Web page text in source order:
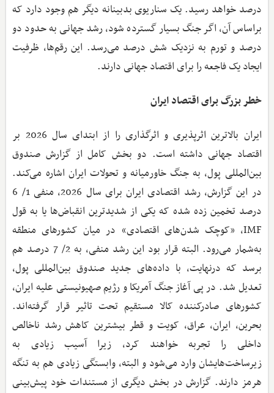
درصد خواهد رسید. یک سناریوی بدبینانه دیگر هم وجود دارد که
براساس آن، اگر جنگ بسیار گسترده شود، رشد جهانی به حدود دو
درصد و تورم به نزدیک شش درصد می‌رسد. این رقم‌ها، ظرفیت
ایجاد یک فاجعه را برای اقتصاد جهانی دارند.
خطر بزرگ برای اقتصاد ایران
ایران بالاترین اثرپذیری و اثرگذاری را از ابتدای سال 2026 بر
اقتصاد جهانی داشته است. دو بخش کامل از گزارش صندوق
بین‌المللی پول، به جنگ خاورمیانه و تحولات ایران اشاره می‌کند.
در این گزارش، رشد اقتصادی ایران برای سال 2026، منفی 1/ 6
درصد تخمین زده شده که یکی از شدیدترین انقباض‌ها یا به قول
IMF، «کوچک شدن‌های اقتصادی» در میان کشورهای منطقه
به‌شمار می‌رود. البته قرار بود این رشد منفی، به 2/ 7 درصد هم
برسد که درنهایت، با داده‌های جدید صندوق بین‌المللی پول،
تعدیل شد. در پی آغاز جنگ آمریکا و رژیم صهیونیستی علیه ایران،
کشورهای صادرکننده کالا مستقیم تحت تاثیر قرار گرفته‌اند.
بحرین، ایران، عراق، کویت و قطر بیشترین کاهش رشد ناخالص
داخلی را تجربه خواهند کرد، زیرا آسیب زیادی به
زیرساخت‌هایشان وارد می‌شود و البته، وابستگی زیادی هم به تنگه
هرمز دارند. گزارش در بخش دیگری از مستندات خود پیش‌بینی